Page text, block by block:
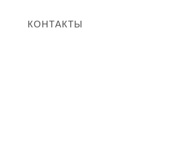
КОНТАКТЫ